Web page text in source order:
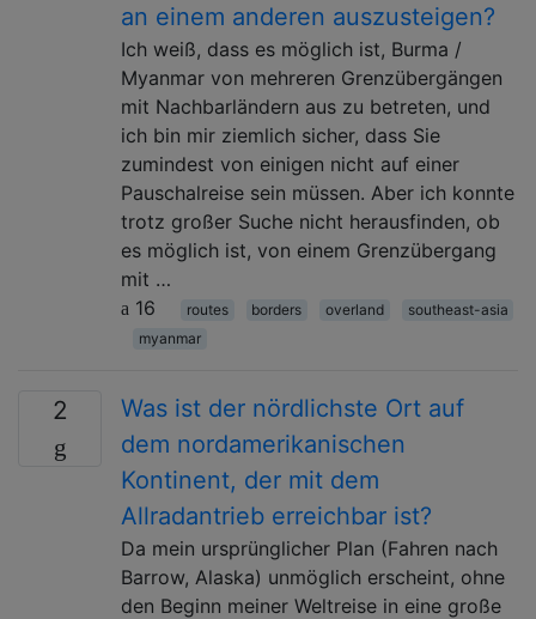
an einem anderen auszusteigen?
Ich weiß, dass es möglich ist, Burma /
Myanmar von mehreren Grenzübergängen
mit Nachbarländern aus zu betreten, und
ich bin mir ziemlich sicher, dass Sie
zumindest von einigen nicht auf einer
Pauschalreise sein müssen. Aber ich konnte
trotz großer Suche nicht herausfinden, ob
es möglich ist, von einem Grenzübergang
mit …
16
routes borders overland
southeast-asia
myanmar
2
Was ist der nördlichste Ort auf
dem nordamerikanischen
Kontinent, der mit dem
Allradantrieb erreichbar ist?
Da mein ursprünglicher Plan (Fahren nach
Barrow, Alaska) unmöglich erscheint, ohne
den Beginn meiner Weltreise in eine große